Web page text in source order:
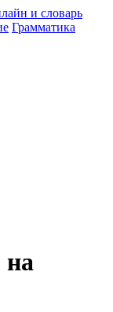
Грамматика
на